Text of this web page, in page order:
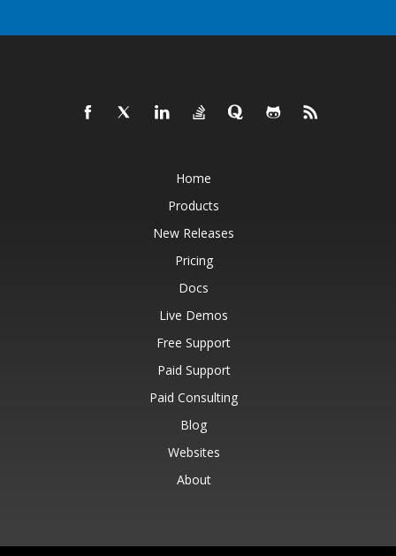
Home
Products
New Releases
Pricing
Docs
Live Demos
Free Support
Paid Support
Paid Consulting
Blog
Websites
About